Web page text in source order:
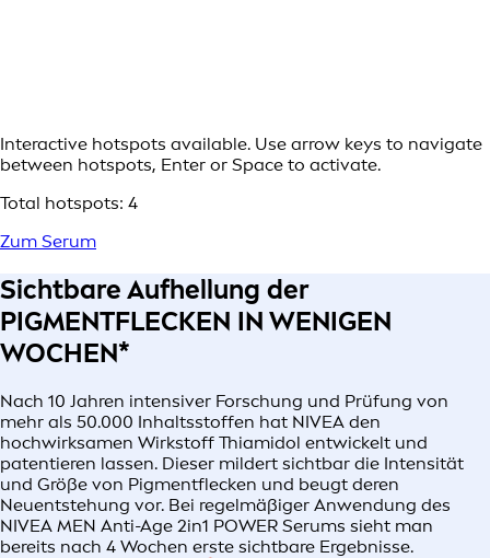
Interactive hotspots available. Use arrow keys to navigate
between hotspots, Enter or Space to activate.
Total hotspots: 4
Zum Serum
Sichtbare Aufhellung der
PIGMENTFLECKEN IN WENIGEN
WOCHEN*
Nach 10 Jahren intensiver Forschung und Prüfung von
mehr als 50.000 Inhaltsstoffen hat NIVEA den
hochwirksamen Wirkstoff Thiamidol entwickelt und
patentieren lassen. Dieser mildert sichtbar die Intensität
und Größe von Pigmentflecken und beugt deren
Neuentstehung vor. Bei regelmäßiger Anwendung des
NIVEA MEN Anti-Age 2in1 POWER Serums sieht man
bereits nach 4 Wochen erste sichtbare Ergebnisse.